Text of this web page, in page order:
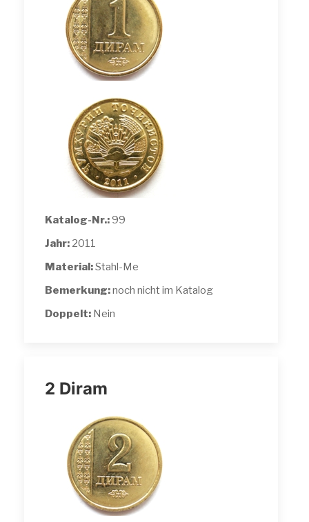
Katalog-Nr.:99
Jahr: 2011
Material:Stahl-Me
Bemerkung:noch nicht im Katalog
Doppelt: Nein
2 Diram